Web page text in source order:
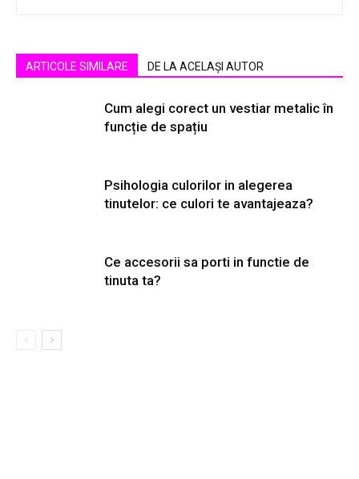
ARTICOLE SIMILARE DE LA ACELAȘI AUTOR
Cum alegi corect un vestiar metalic în
funcție de spațiu
Psihologia culorilor in alegerea
tinutelor: ce culori te avantajeaza?
Ce accesorii sa porti in functie de
tinuta ta?